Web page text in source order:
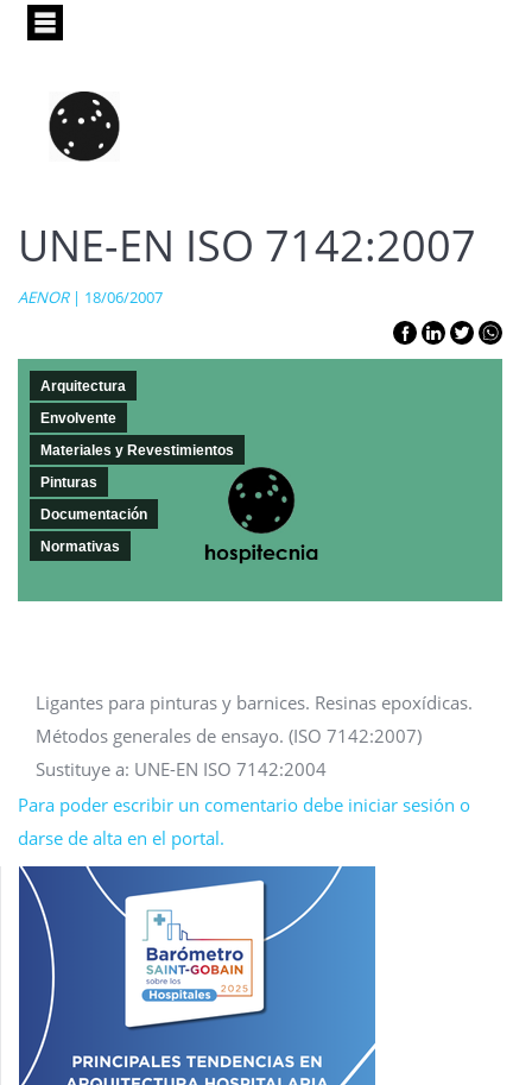
Pasar
principal
UNE-EN ISO 7142:2007
AENOR| 18/06/2007
Arquitectura
Envolvente
Materiales y Revestimientos
Pinturas
Documentación
Normativas
Ligantes para pinturas y barnices. Resinas epoxídicas.
Métodos generales de ensayo. (ISO 7142:2007)
Sustituye a: UNE-EN ISO 7142:2004
Para poder escribir un comentario debe iniciar sesión o
darse de alta en el portal.